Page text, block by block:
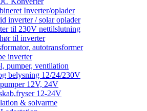
Inverter/oplader
inverter / solar oplader
til 230V nettilslutning
til inverter
autotransformer
inverter
pumper, ventilation
belysning 12/24/230V
12V, 24V
12-24V
& solvarme